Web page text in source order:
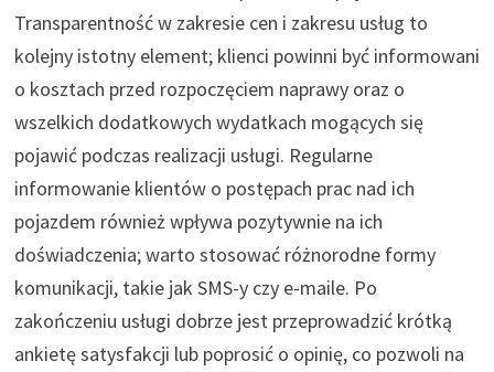
Transparentność w zakresie cen i zakresu usług to
kolejny istotny element; klienci powinni być informowani
o kosztach przed rozpoczęciem naprawy oraz o
wszelkich dodatkowych wydatkach mogących się
pojawić podczas realizacji usługi. Regularne
informowanie klientów o postępach prac nad ich
pojazdem również wpływa pozytywnie na ich
doświadczenia; warto stosować różnorodne formy
komunikacji, takie jak SMS-y czy e-maile. Po
zakończeniu usługi dobrze jest przeprowadzić krótką
ankietę satysfakcji lub poprosić o opinię, co pozwoli na